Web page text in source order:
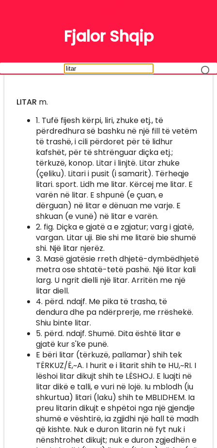
Fjalor Shqip
LITAR m.
1. Tufë fijesh kërpi, liri, zhuke etj., të
përdredhura së bashku në një fill të vetëm
të trashë, i cili përdoret për të lidhur
kafshët, për të shtrënguar diçka etj.;
tërkuzë, konop. Litar i linjtë. Litar zhuke
(çeliku). Litari i pusit (i samarit). Tërheqje
litari. sport. Lidh me litar. Kërcej me litar. E
varën në litar. E shpunë (e çuan, e
dërguan) në litar e dënuan me varje. E
shkuan (e vunë) në litar e varën.
2. fig. Diçka e gjatë a e zgjatur; varg i gjatë,
vargan. Litar uji. Bie shi me litarë bie shumë
shi. Një litar njerëz.
3. Masë gjatësie rreth dhjetë-dymbëdhjetë
metra ose shtatë-tetë pashë. Një litar kali
larg. U ngrit dielli një litar. Arritën me një
litar diell.
4. përd. ndajf. Me pika të trasha, të
dendura dhe pa ndërprerje, me rrëshekë.
Shiu binte litar.
5. përd. ndajf. Shumë. Dita është litar e
gjatë kur s'ke punë.
E bëri litar (tërkuzë, pallamar) shih tek
TËRKUZ/Ë,~A. I hurit e i litarit shih te HU,~RI. I
lëshoi litar dikujt shih te LËSHOJ. E luajti në
litar dikë e talli, e vuri në lojë. Iu mblodh (iu
shkurtua) litari (laku) shih te MBLIDHEM. Ia
preu litarin dikujt e shpëtoi nga një gjendje
shumë e vështirë, ia zgjidhi një hall të madh
që kishte. Nuk e duron litarin në fyt nuk i
nënshtrohet dikujt; nuk e duron zgjedhën e